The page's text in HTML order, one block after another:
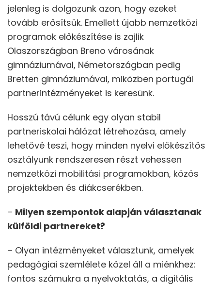
jelenleg is dolgozunk azon, hogy ezeket
tovább erősítsük. Emellett újabb nemzetközi
programok előkészítése is zajlik
Olaszországban Breno városának
gimnáziumával, Németországban pedig
Bretten gimnáziumával, miközben portugál
partnerintézményeket is keresünk.
Hosszú távú célunk egy olyan stabil
partneriskolai hálózat létrehozása, amely
lehetővé teszi, hogy minden nyelvi előkészítős
osztályunk rendszeresen részt vehessen
nemzetközi mobilitási programokban, közös
projektekben és diákcserékben.
– Milyen szempontok alapján választanak
külföldi partnereket?
– Olyan intézményeket választunk, amelyek
pedagógiai szemlélete közel áll a miénkhez:
fontos számukra a nyelvoktatás, a digitális